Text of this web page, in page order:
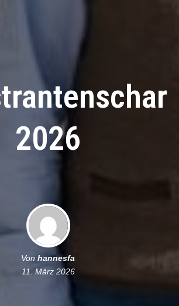
2026
Von hannesfa
11. März 2026